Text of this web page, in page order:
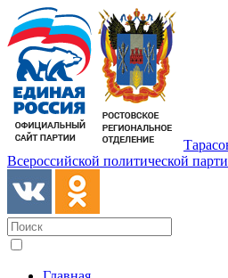
Всероссийской политической